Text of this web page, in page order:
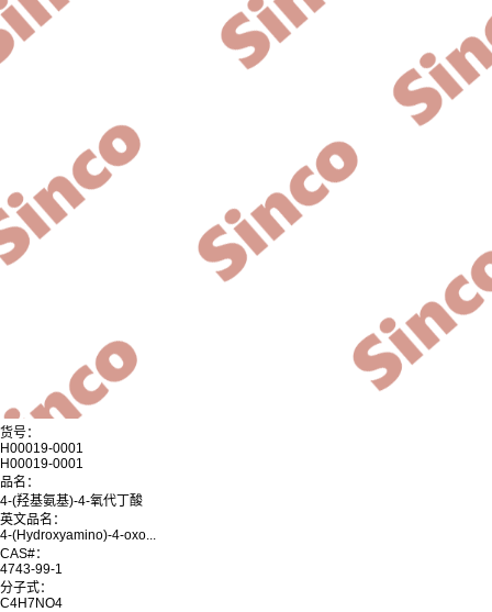
货号：
H00019-0001
H00019-0001
品名：
4-(羟基氨基)-4-氧代丁酸
英文品名：
4-(Hydroxyamino)-4-oxo...
CAS#：
4743-99-1
分子式：
C4H7NO4